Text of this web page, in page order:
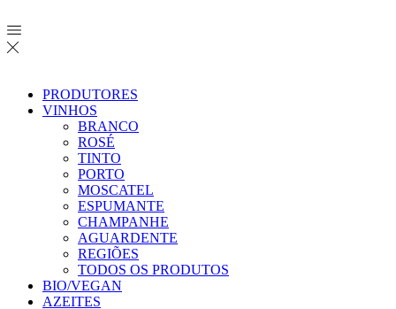
PRODUTORES
VINHOS
BRANCO
ROSÉ
TINTO
PORTO
MOSCATEL
ESPUMANTE
CHAMPANHE
AGUARDENTE
REGIÕES
TODOS OS PRODUTOS
BIO/VEGAN
AZEITES